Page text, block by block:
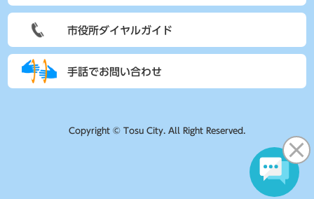
市役所ダイヤルガイド
手話でお問い合わせ
Copyright © Tosu City. All Right Reserved.